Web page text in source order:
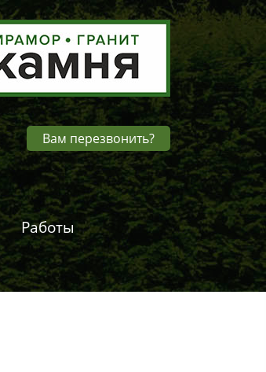
Вам перезвонить?
Работы